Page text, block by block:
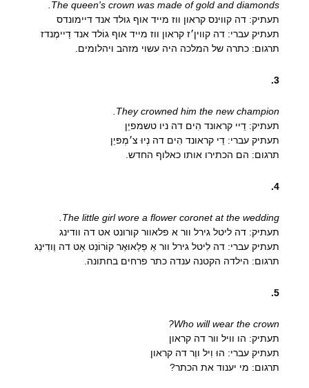
The queen's crown was made of gold and diamonds.
תעתיק: דה קווינס קראון ווז מייד אוף גולד אנד דיימונדס
תעתיק עברי: דה קווין׳ז קראון ווז מייד אוף גוֹלד אנד דַיימֶנדז
תרגום: כתרה של המלכה היה עשוי מזהב ויהלומים.
3.
They crowned him the new champion.
תעתיק: דֵיי קראונד הִים דה ניו טשמפיֵן
תעתיק עברי: דֵי קראונד הִים דה נְיוּ צ׳מְפּיֵן
תרגום: הם הכתירו אותו כאלוף החדש.
4.
The little girl wore a flower coronet at the wedding.
תעתיק: דה ליטל גירל וור א פלאוור קורונט אט דה וודינג
תעתיק עברי: דה לִיטל גירל וור אַ פְלַאוּאֶר קוֹרוֹנֵט אָט דה וֶודִינְג
תרגום: הילדה הקטנה ענדה כתר פרחים בחתונה.
5.
Who will wear the crown?
תעתיק: הו וויל וור דה קראון
תעתיק עברי: הוּ וִיל ווֶר דה קראון
תרגום: מי יענוד את הכתר?